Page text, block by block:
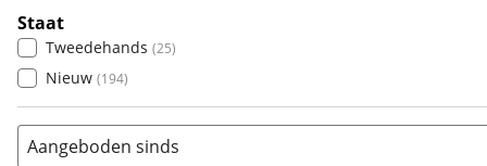
Staat
Tweedehands (25)
Nieuw (194)
Aangeboden sinds